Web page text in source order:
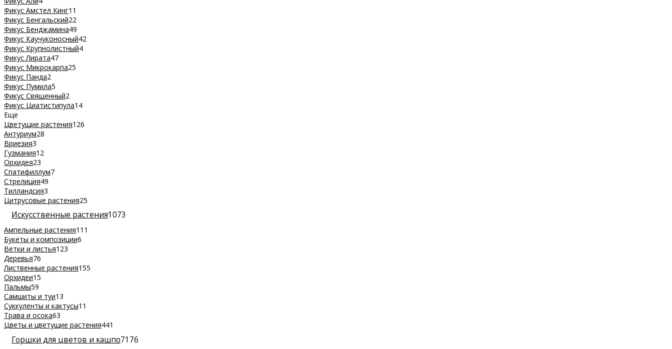
Фикус Амстел Кинг11
Фикус Бенгальский22
Фикус Бенджамина49
Фикус Каучуконосный42
Фикус Крупнолистный4
Фикус Лирата47
Фикус Микрокарпа25
Фикус Панда2
Фикус Пумила5
Фикус Священный2
Фикус Циатистипула14
Еще
Цветущие растения126
Антуриум28
Вриезия3
Гузмания12
Орхидея23
Спатифиллум7
Стрелиция49
Тилландсия3
Цитрусовые растения25
Искусственные растения1073
Ампельные растения111
Букеты и композиции6
Ветки и листья123
Деревья76
Лиственные растения155
Орхидеи15
Пальмы59
Самшиты и туи13
Суккуленты и кактусы11
Трава и осока63
Цветы и цветущие растения441
Горшки для цветов и кашпо7176